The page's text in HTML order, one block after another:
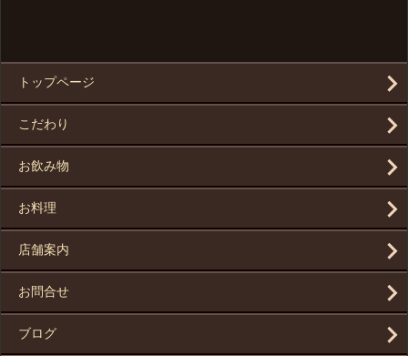
トップページ
こだわり
お飲み物
お料理
店舗案内
お問合せ
ブログ